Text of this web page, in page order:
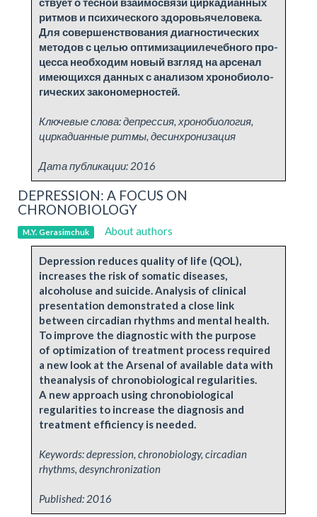
рит­мов и пси­хи­че­ско­го здо­ро­вья­че­ло­ве­ка.
Для со­вер­шен­ство­ва­ния диа­гно­сти­че­ских
ме­то­дов с це­лью оп­ти­миза­ци­и­ле­чеб­но­го про­
цес­са необ­хо­дим но­вый вз­гляд на ар­се­нал
име­ю­щих­ся дан­ных с ана­ли­зом хро­но­био­ло­
ги­че­ских за­ко­но­мер­но­стей.
Ключевые слова:депрессия, хронобиология,
циркадианные ритмы, десинхронизация
Дата публикации: 2016
DEPRESSION: A FOCUS ON
CHRONOBIOLOGY
M.Y. Gerasimchuk About authors
Depression reduces quality of life (QOL),
increases the risk of somatic diseases,
alcoholuse and suicide. Analysis of clinical
presentation demonstrated a close link
between circadian rhythms and mental health.
To improve the diagnostic with the purpose
of optimization of treatment process required
a new look at the Arsenal of available data with
theanalysis of chronobiological regularities.
A new approach using chronobiological
regularities to increase the diagnosis and
treatment efficiency is needed.
Keywords: depression, chronobiology, circadian
rhythms, desynchronization
Published: 2016